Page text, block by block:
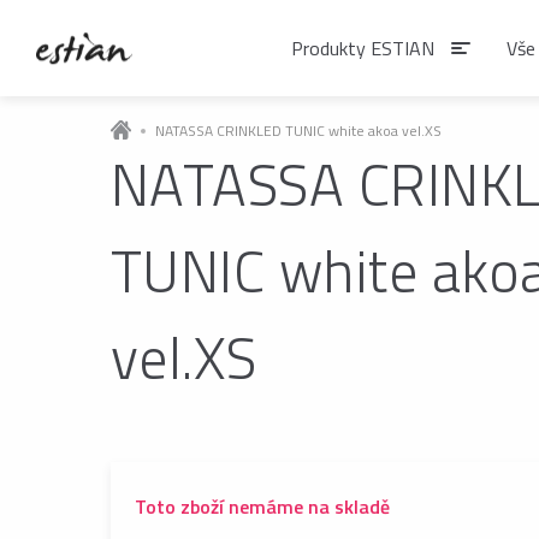
NATASSA CRINKLED TUNIC white akoa vel.XS
NATASSA
TUNIC white
vel.XS
Toto zboží nemáme na skladě
Produkty ESTIAN
Produkty
VÝDEJNÍKY VODY
Čaje BIO